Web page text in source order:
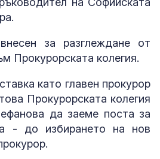
за разглеждане от
Прокурорската колегия.
като главен прокурор
Прокурорската колегия
да заеме поста за
- до избирането на нов